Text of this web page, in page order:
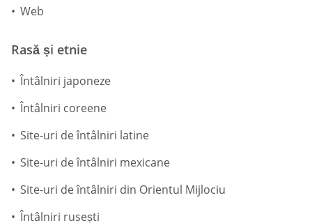
Web
Rasă și etnie
Întâlniri japoneze
Întâlniri coreene
Site-uri de întâlniri latine
Site-uri de întâlniri mexicane
Site-uri de întâlniri din Orientul Mijlociu
Întâlniri rusești